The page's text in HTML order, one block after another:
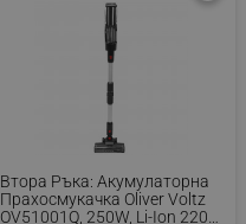
Втора Ръка: Акумулаторна
Прахосмукачка Oliver Voltz
OV51001Q, 250W, Li-Ion 2200
.alleop.bg